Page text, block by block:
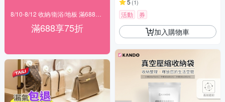
滿688享75折
5 (1)
活動 券
加入購物車